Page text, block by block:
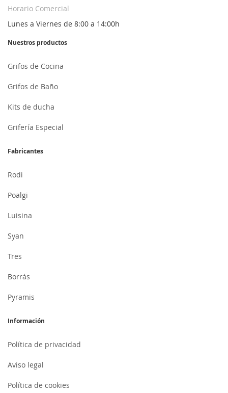
Horario Comercial
Lunes a Viernes de 8:00 a 14:00h
Nuestros productos
Grifos de Cocina
Grifos de Baño
Kits de ducha
Grifería Especial
Fabricantes
Rodi
Poalgi
Luisina
Syan
Tres
Borrás
Pyramis
Información
Política de privacidad
Aviso legal
Política de cookies